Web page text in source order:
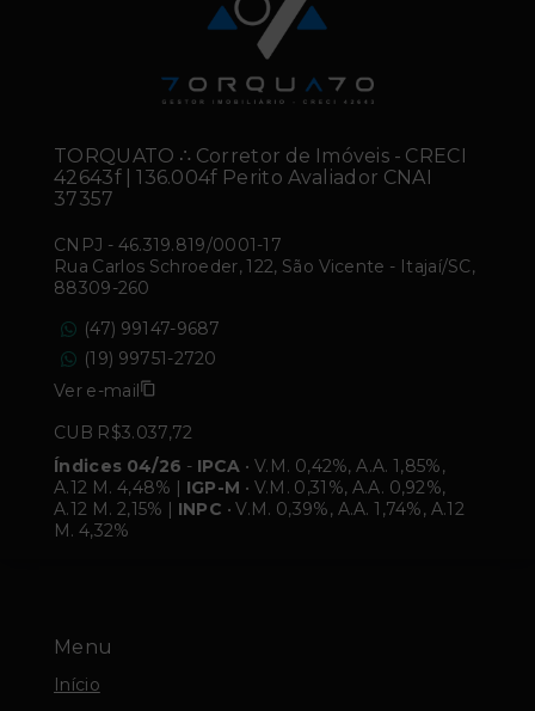
Menu
Início
TORQUATO ∴ Corretor de Imóveis - CRECI
42643f | 136.004f Perito Avaliador CNAI
37357
CNPJ - 46.319.819/0001-17
Rua Carlos Schroeder, 122, São Vicente - Itajaí/SC,
88309-260
(47) 99147-9687
(19) 99751-2720
Ver e-mail
CUB R$3.037,72
Índices 04/26 - IPCA • V.M. 0,42%, A.A. 1,85%,
A.12 M. 4,48% | IGP-M • V.M. 0,31%, A.A. 0,92%,
A.12 M. 2,15% | INPC • V.M. 0,39%, A.A. 1,74%, A.12
M. 4,32%